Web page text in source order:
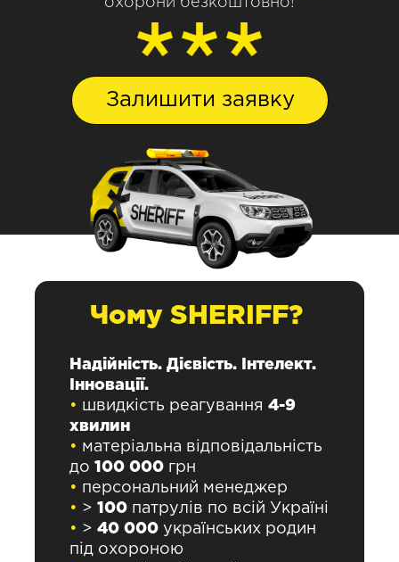
Залишити заявку
Надійність. Дієвість. Інтелект.
Інновації.
• швидкість реагування 4-9
хвилин
• матеріальна відповідальність
до 100 000 грн
• персональний менеджер
• > 100 патрулів по всій Україні
• > 40 000 українських родин
під охороною
Чому SHERIFF?